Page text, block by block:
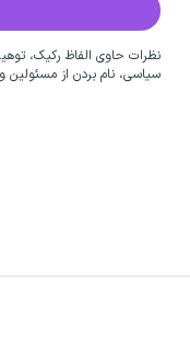
نظرات حاوی الفاظ رکیک،
سیاسی، نام بردن از مسئولین